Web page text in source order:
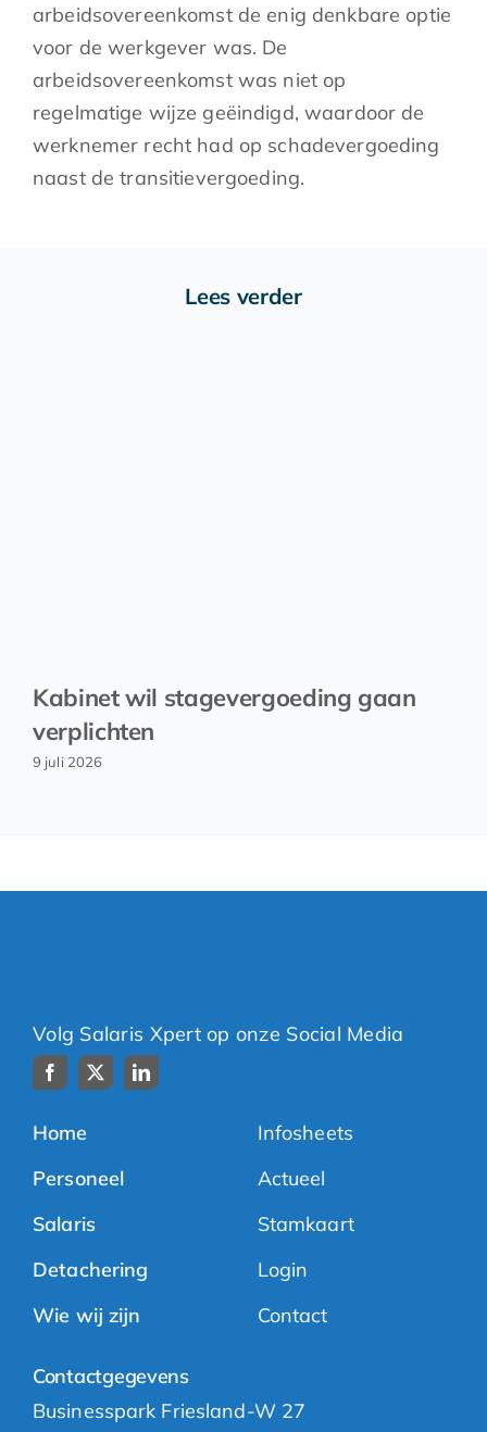
arbeidsovereenkomst de enig denkbare optie
voor de werkgever was. De
arbeidsovereenkomst was niet op
regelmatige wijze geëindigd, waardoor de
werknemer recht had op schadevergoeding
naast de transitievergoeding.
Lees verder
Kabinet wil stagevergoeding gaan
verplichten
9 juli 2026
Volg Salaris Xpert op onze Social Media
Home
Personeel
Salaris
Detachering
Wie wij zijn
Infosheets
Actueel
Stamkaart
Login
Contact
Contactgegevens
Businesspark Friesland-W 27